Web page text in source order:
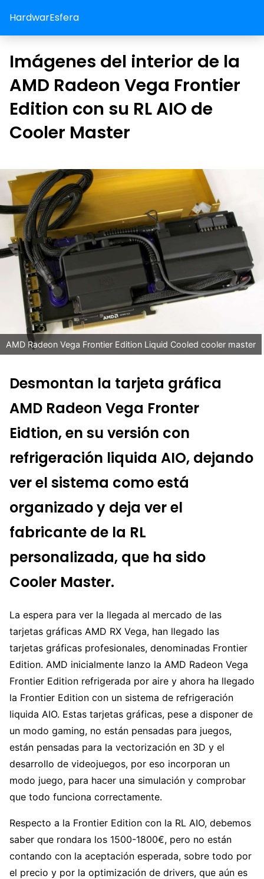
HardwarEsfera
Imágenes del interior de la
AMD Radeon Vega Frontier
Edition con su RL AIO de
Cooler Master
AMD Radeon Vega Frontier Edition Liquid Cooled cooler master
Desmontan la tarjeta gráfica
AMD Radeon Vega Fronter
Eidtion, en su versión con
refrigeración liquida AIO, dejando
ver el sistema como está
organizado y deja ver el
fabricante de la RL
personalizada, que ha sido
Cooler Master.
La espera para ver la llegada al mercado de las
tarjetas gráficas AMD RX Vega, han llegado las
tarjetas gráficas profesionales, denominadas Frontier
Edition. AMD inicialmente lanzo la AMD Radeon Vega
Frontier Edition refrigerada por aire y ahora ha llegado
la Frontier Edition con un sistema de refrigeración
liquida AIO. Estas tarjetas gráficas, pese a disponer de
un modo gaming, no están pensadas para juegos,
están pensadas para la vectorización en 3D y el
desarrollo de videojuegos, por eso incorporan un
modo juego, para hacer una simulación y comprobar
que todo funciona correctamente.
Respecto a la Frontier Edition con la RL AIO, debemos
saber que rondara los 1500-1800€, pero no están
contando con la aceptación esperada, sobre todo por
el precio y por la optimización de drivers, que aún es